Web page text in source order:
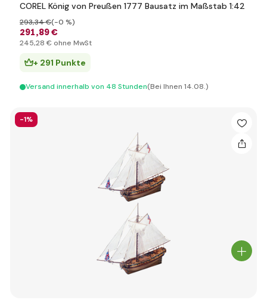
COREL König von Preußen 1777 Bausatz im Maßstab 1:42
291,89 €
293,34 €(-0 %)
245,28 € ohne MwSt
+ 291 Punkte
Versand innerhalb von 48 Stunden(Bei Ihnen 14.08.)
-1%